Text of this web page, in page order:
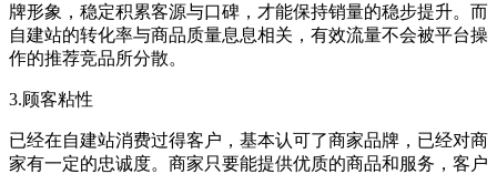
牌形象，稳定积累客源与口碑，才能保持销量的稳步提升。而
自建站的转化率与商品质量息息相关，有效流量不会被平台操
作的推荐竞品所分散。
3.顾客粘性
已经在自建站消费过得客户，基本认可了商家品牌，已经对商
家有一定的忠诚度。商家只要能提供优质的商品和服务，客户